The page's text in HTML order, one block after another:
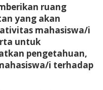
ruang
yang akan
mahasiswa/i
untuk
pengetahuan,
i terhadap